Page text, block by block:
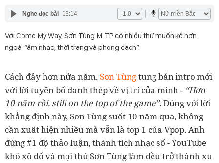
Nghe đọc bài 13:14
Với Come My Way, Sơn Tùng M-TP có nhiều thứ muốn kể hơn
ngoài “âm nhạc, thời trang và phong cách”.
Cách đây hơn nửa năm,Sơn Tùngtung bản intro mới
với lời tuyên bố đanh thép về vị trí của mình - “Hơn
10 năm rồi, still on the top of the game”.Đúng với lời
khẳng định này, Sơn Tùng suốt 10 năm qua, không
cần xuất hiện nhiều mà vẫn là top 1 của Vpop. Anh
đứng #1 độ thảo luận, thành tích nhạc số - YouTube
khó xô đổ và mọi thứ Sơn Tùng làm đều trở thành xu